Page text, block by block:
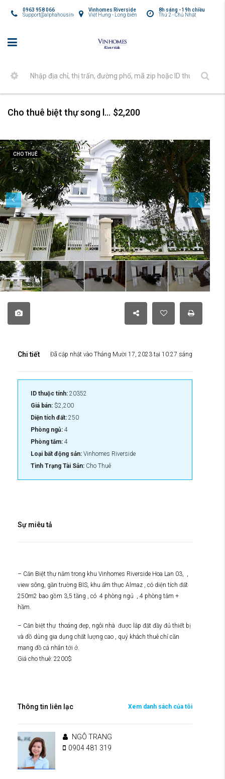
8h sáng - 19h chiều
Thứ 2 - Chủ Nhật
Vinhomes Riverside
Việt Hưng - Long biên
0963 958 066
Support@alphahousing.vn
Cho thuê biệt thự song lập 4 PN, view sông tại Vinhomes Riverside Hoa Lan. $2,200
CHO THUÊ
Chi tiết Đã cập nhật vào Tháng Mười 17, 2023 tại 10:27 sáng
ID thuộc tính: 20352
Giá bán: $2,200
Diện tích đất: 250
Phòng ngủ: 4
Phòng tắm: 4
Loại bất động sản: Vinhomes Riverside
Tình Trạng Tài Sản: Cho Thuê
Sự miêu tả
– Căn Biệt thự nằm trong khu Vinhomes Riverside Hoa Lan 03, ,
view sông, gần trường BIS, khu ẩm thực Almaz , có diện tích đất
250m2 bao gồm 3,5 tầng , có 4 phòng ngủ , 4 phòng tắm +
hầm.
– Căn biệt thự thoáng đẹp, ngôi nhà được lắp đặt đầy đủ thiết bị
và đồ dùng gia dụng chất lượng cao , quý khách thuê chỉ cần
mang đồ cá nhân tới ở.
Giá cho thuê: 2200$
Thông tin liên lạc Xem danh sách của tôi
NGÔ TRANG
0904 481 319